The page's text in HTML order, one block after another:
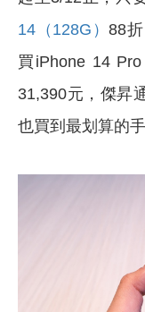
14（128G） 88
買iPhone 14
31,390元，傑昇
也買到最划算的手